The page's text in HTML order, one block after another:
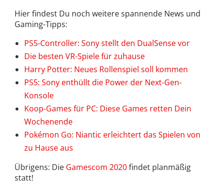
Hier findest Du noch weitere spannende News und
Gaming-Tipps:
PS5-Controller: Sony stellt den DualSense vor
Die besten VR-Spiele für zuhause
Harry Potter: Neues Rollenspiel soll kommen
PS5: Sony enthüllt die Power der Next-Gen-
Konsole
Koop-Games für PC: Diese Games retten Dein
Wochenende
Pokémon Go: Niantic erleichtert das Spielen von
zu Hause aus
Übrigens: Die Gamescom 2020findet planmäßig
statt!